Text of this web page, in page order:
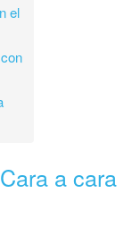
el
a cara